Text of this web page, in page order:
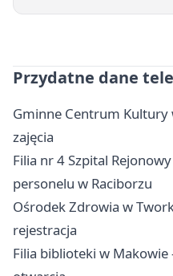
Przydatne dane
Gminne Centrum
zajęcia
Filia nr 4 Szpital
personelu w Raciborzu
Ośrodek Zdrowia w
rejestracja
Filia biblioteki w